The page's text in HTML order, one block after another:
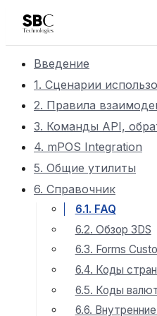
Введение
1. Сценарии
2. Правила
3. Команды API,
4. mPOS Integration
5. Общие утилиты
6. Справочник
6.1. FAQ
6.2. Обзор 3DS
6.3. Forms
6.4. Коды
6.5. Коды
6.6.